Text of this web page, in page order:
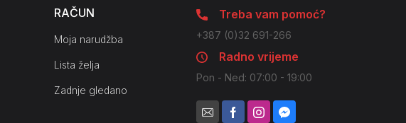
RAČUN
Moja narudžba
Lista želja
Zadnje gledano
Treba vam pomoć?
+387 (0)32 691-266
Radno vrijeme
Pon - Ned: 07:00 - 19:00